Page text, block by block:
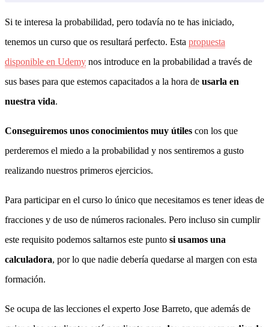
Si te interesa la probabilidad, pero todavía no te has iniciado,
tenemos un curso que os resultará perfecto. Esta propuesta
disponible en Udemy nos introduce en la probabilidad a través de
sus bases para que estemos capacitados a la hora de usarla en
nuestra vida.
Conseguiremos unos conocimientos muy útiles con los que
perderemos el miedo a la probabilidad y nos sentiremos a gusto
realizando nuestros primeros ejercicios.
Para participar en el curso lo único que necesitamos es tener ideas de
fracciones y de uso de números racionales. Pero incluso sin cumplir
este requisito podemos saltarnos este punto si usamos una
calculadora, por lo que nadie debería quedarse al margen con esta
formación.
Se ocupa de las lecciones el experto Jose Barreto, que además de